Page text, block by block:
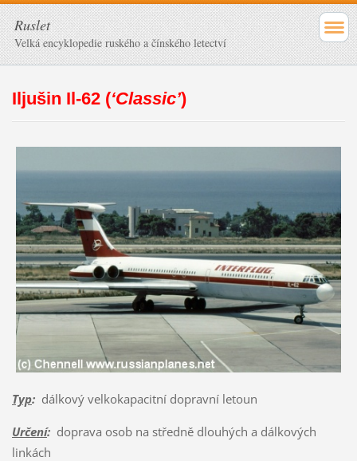
Ruslet
Velká encyklopedie ruského a čínského letectví
Iljušin Il-62 (‘Classic’)
Typ:dálkový velkokapacitní dopravní letoun
Určení:doprava osob na středně dlouhých a dálkových
linkách